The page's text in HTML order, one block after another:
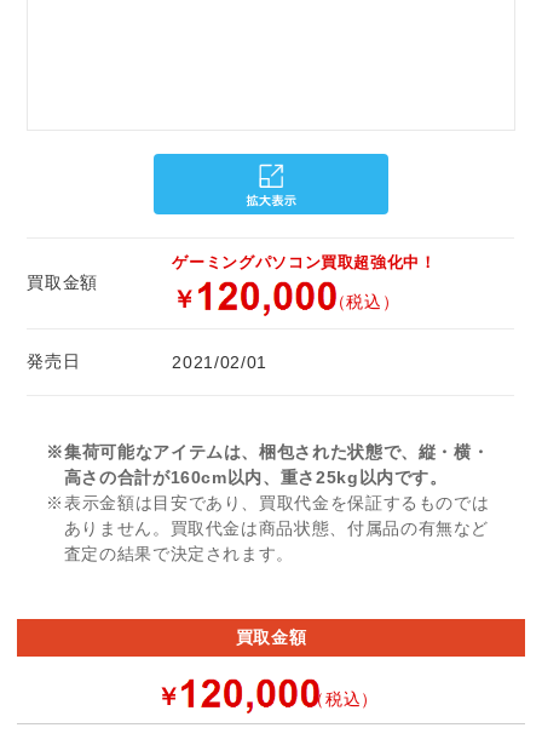
買取金額
ゲーミングパソコン買取超強化中！
￥ （税込）
発売日 2021/02/01
※集荷可能なアイテムは、梱包された状態で、縦・横・
高さの合計が160cm以内、重さ25kg以内です。
※表示金額は目安であり、買取代金を保証するものでは
ありません。買取代金は商品状態、付属品の有無など
査定の結果で決定されます。
買取金額
￥ （税込）